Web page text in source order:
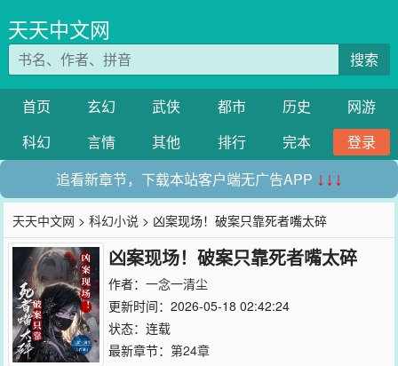
天天中文网
搜索
首页 玄幻 武侠 都市 历史
网游
科幻
言情 其他 排行 完本
登录
追看新章节，下载本站客户端无广告APP ↓↓↓
天天中文网 >科幻小说 > 凶案现场！破案只靠死者嘴太碎
凶案现场！破案只靠死者嘴太碎
作者： 一念一清尘
更新时间：2026-05-18 02:42:24
状态：连载
最新章节： 第24章